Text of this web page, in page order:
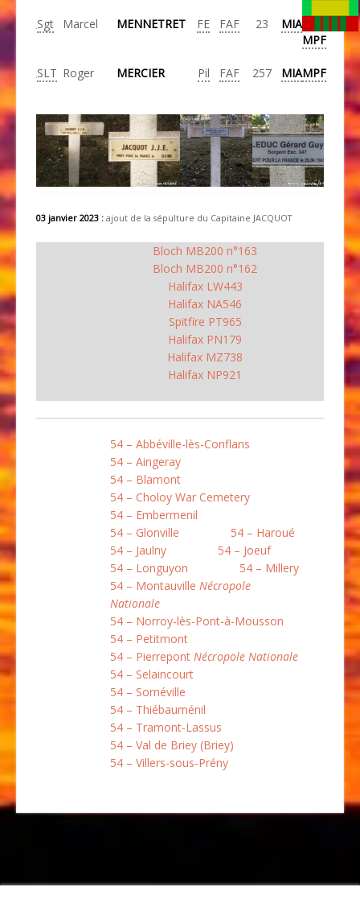
Sgt Marcel MENNETRET FE FAF 23
MIA
MPF
SLT Roger MERCIER Pil FAF 257 MIAMPF
03 janvier 2023 : ajout de la sépulture du Capitaine JACQUOT
Bloch MB200 n°163
Bloch MB200 n°162
Halifax LW443
Halifax NA546
Spitfire PT965
Halifax PN179
Halifax MZ738
Halifax NP921
54 – Abbéville-lès-Conflans
54 – Aingeray
54 – Blamont
54 – Choloy War Cemetery
54 – Embermenil
54 – Glonville
54 – Haroué
54 – Jaulny
54 – Joeuf
54 – Longuyon
54 – Millery
54 – Montauville Nécropole
Nationale
54 – Norroy-lès-Pont-à-Mousson
54 – Petitmont
54 – Pierrepont Nécropole Nationale
54 – Selaincourt
54 – Sornéville
54 – Thiébauménil
54 – Tramont-Lassus
54 – Val de Briey (Briey)
54 – Villers-sous-Prény